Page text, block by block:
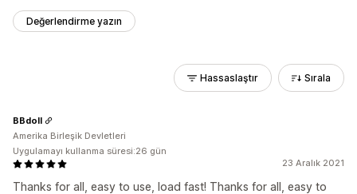
Değerlendirme yazın
Hassaslaştır Sırala
23 Aralık 2021
Thanks for all, easy to use, load fast! Thanks for all, easy to
BBdoll
Amerika Birleşik Devletleri
Uygulamayı kullanma süresi:26 gün